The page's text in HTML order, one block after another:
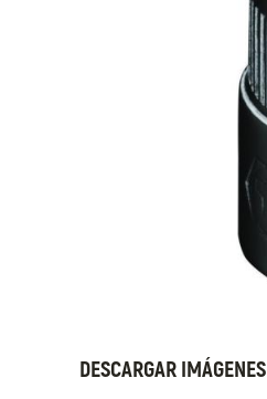
DESCARGAR IMÁGENES